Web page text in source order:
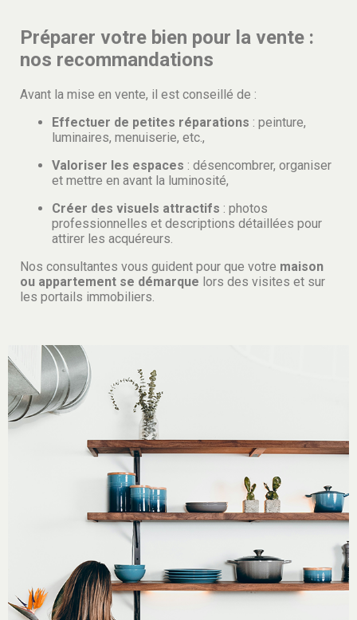
Préparer votre bien pour la vente :
nos recommandations
Avant la mise en vente, il est conseillé de :
Effectuer de petites réparations : peinture,
luminaires, menuiserie, etc.,
Valoriser les espaces : désencombrer, organiser
et mettre en avant la luminosité,
Créer des visuels attractifs : photos
professionnelles et descriptions détaillées pour
attirer les acquéreurs.
Nos consultantes vous guident pour que votre maison
ou appartement se démarque lors des visites et sur
les portails immobiliers.